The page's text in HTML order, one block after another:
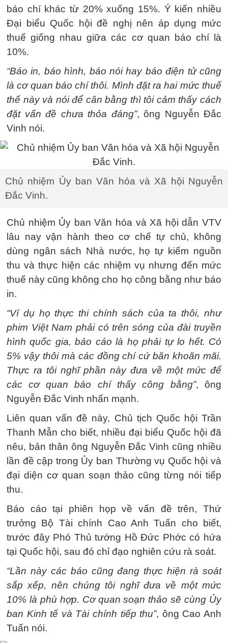
báo chí khác từ 20% xuống 15%. Ý kiến nhiều
Đại biểu Quốc hội đề nghị nên áp dụng mức
thuế giống nhau giữa các cơ quan báo chí là
10%.
“Báo in, báo hình, báo nói hay báo điện tử cũng
là cơ quan báo chí thôi. Mình đặt ra hai mức thuế
thế này và nói để cân bằng thì tôi cảm thấy cách
đặt vấn đề chưa thỏa đáng”, ông Nguyễn Đắc
Vinh nói.
Chủ nhiệm Ủy ban Văn hóa và Xã hội Nguyễn
Đắc Vinh.
Chủ nhiệm Ủy ban Văn hóa và Xã hội dẫn VTV
lâu nay vận hành theo cơ chế tự chủ, không
dùng ngân sách Nhà nước, họ tự kiếm nguồn
thu và thực hiện các nhiệm vụ nhưng đến mức
thuế này cũng không cho họ công bằng như báo
in.
“Ví dụ họ thực thi chính sách của ta thôi, như
phim Việt Nam phải có trên sóng của đài truyền
hình quốc gia, báo cáo là họ phải tự lo hết. Có
5% vậy thôi mà các đồng chí cứ băn khoăn mãi.
Thực ra tôi nghĩ phần này đưa về một mức để
các cơ quan báo chí thấy công bằng”, ông
Nguyễn Đắc Vinh nhấn mạnh.
Liên quan vấn đề này, Chủ tịch Quốc hội Trần
Thanh Mẫn cho biết, nhiều đại biểu Quốc hội đã
nêu, bản thân ông Nguyễn Đắc Vinh cũng nhiều
lần đề cập trong Ủy ban Thường vụ Quốc hội và
đại diện cơ quan soạn thảo cũng từng nói tiếp
thu.
Báo cáo tại phiên họp về vấn đề trên, Thứ
trưởng Bộ Tài chính Cao Anh Tuấn cho biết,
trước đây Phó Thủ tướng Hồ Đức Phớc có hứa
tại Quốc hội, sau đó chỉ đạo nghiên cứu rà soát.
“Lần này các báo cũng đang thực hiện rà soát
sắp xếp, nên chúng tôi nghĩ đưa về một mức
10% là phù hợp. Cơ quan soạn thảo sẽ cùng Ủy
ban Kinh tế và Tài chính tiếp thu”, ông Cao Anh
Tuấn nói.